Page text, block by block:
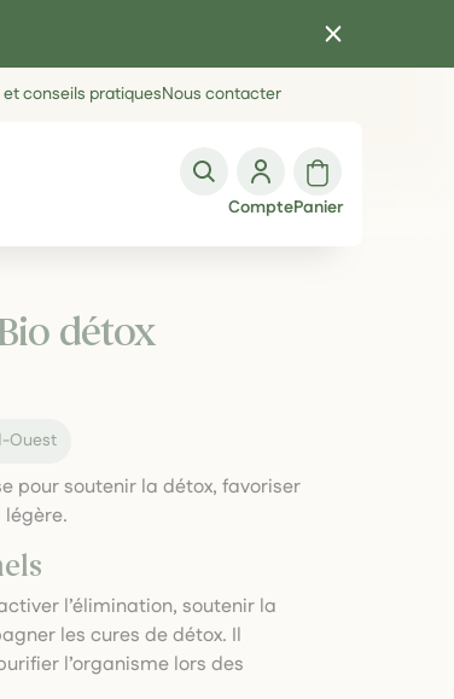
et conseils pratiquesNous contacter
ComptePanier
détox
Ouest
pour soutenir la détox, favoriser
l’élimination, soutenir la
les cures de détox. Il
l’organisme lors des